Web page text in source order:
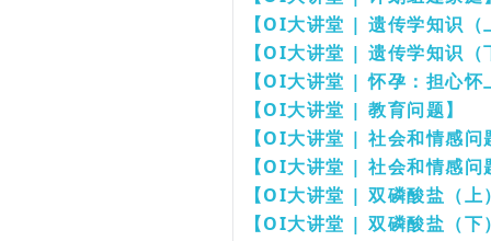
【OI大讲堂 | 遗传学知识（
【OI大讲堂 | 遗传学知识（
【OI大讲堂 | 怀孕：担心
【OI大讲堂 | 教育问题】
【OI大讲堂 | 社会和情感问
【OI大讲堂 | 社会和情感问
【OI大讲堂 | 双磷酸盐（上
【OI大讲堂 | 双磷酸盐（下